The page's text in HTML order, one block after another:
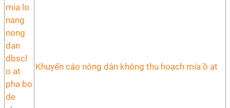
Khuyến cáo nông dân không thu hoạch mía ồ ạt